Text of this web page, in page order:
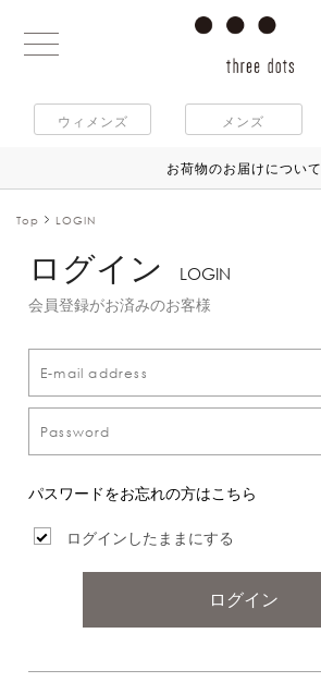
ウィメンズ メンズ
お荷物のお届けについて
Top LOGIN
ログイン LOGIN
会員登録がお済みのお客様
パスワードをお忘れの方はこちら
ログインしたままにする
ログイン